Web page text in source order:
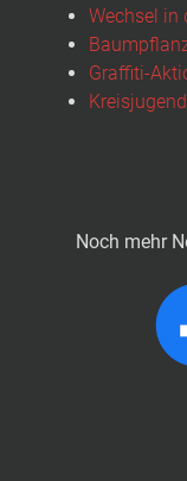
Wechsel in
Graffiti-
Noch mehr